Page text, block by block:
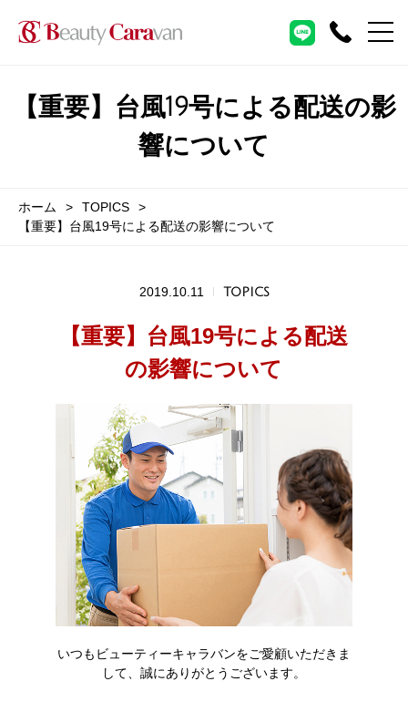
【重要】台風19号による配送の影
響について
ホーム
TOPICS
【重要】台風19号による配送の影響について
2019.10.11 TOPICS
【重要】台風19号による配送
の影響について
いつもビューティーキャラバンをご愛顧いただきま
して、誠にありがとうございます。